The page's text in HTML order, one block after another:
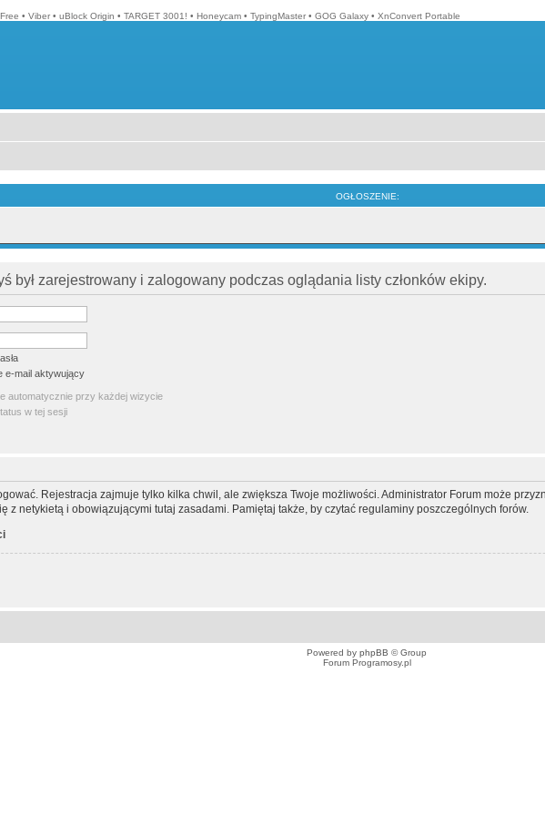
• Viber • uBlock Origin • TARGET 3001! • Honeycam • TypingMaster • GOG Galaxy • XnConvert Portable
OGŁOSZENIE:
był zarejestrowany i zalogowany podczas oglądania listy członków ekipy.
e-mail aktywujący
automatycznie przy każdej wizycie
w tej sesji
Rejestracja zajmuje tylko kilka chwil, ale zwiększa Twoje możliwości. Administrator Forum może
z netykietą i obowiązującymi tutaj zasadami. Pamiętaj także, by czytać regulaminy poszczególnych forów.
Powered by phpBB © Group
Forum Programosy.pl